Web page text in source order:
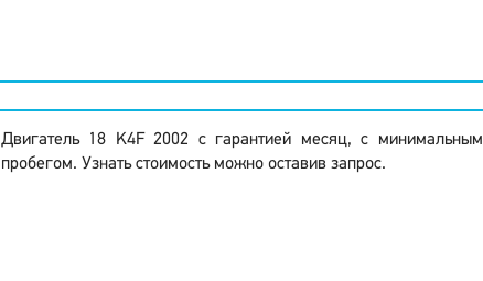
Двигатель 18 K4F 2002 с гарантией месяц, с минимальным
пробегом. Узнать стоимость можно оставив запрос.